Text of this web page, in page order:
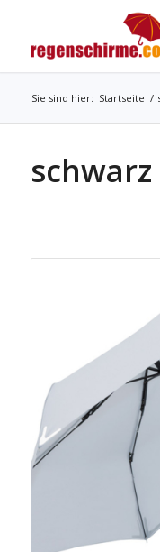
Sie sind hier: Startseite /
schwarz